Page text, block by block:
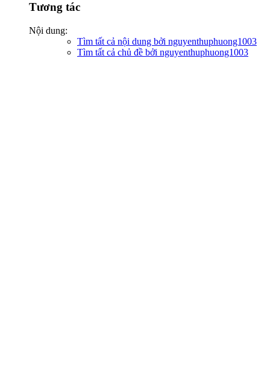
Tương tác
Nội dung:
Tìm tất cả nội dung bởi nguyenthuphuong1003
Tìm tất cả chủ đề bởi nguyenthuphuong1003